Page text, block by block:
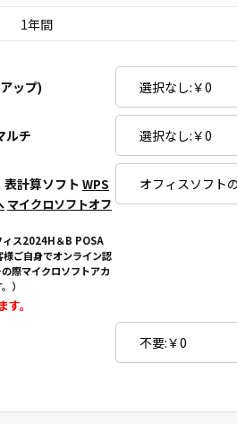
1年間
ップ)
ルチ
計算ソフト WPS
マイクロソフトオフ
ィス2024H＆B POSA
ご自身でオンライン認
際マイクロソフトアカ
）
。